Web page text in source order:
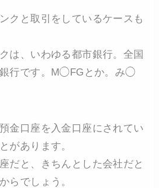
クと取引をしているケースも
は、いわゆる都市銀行。全国
行です。M◯FGとか。み◯
金口座を入金口座にされてい
があります。
だと、きちんとした会社だと
らでしょう。